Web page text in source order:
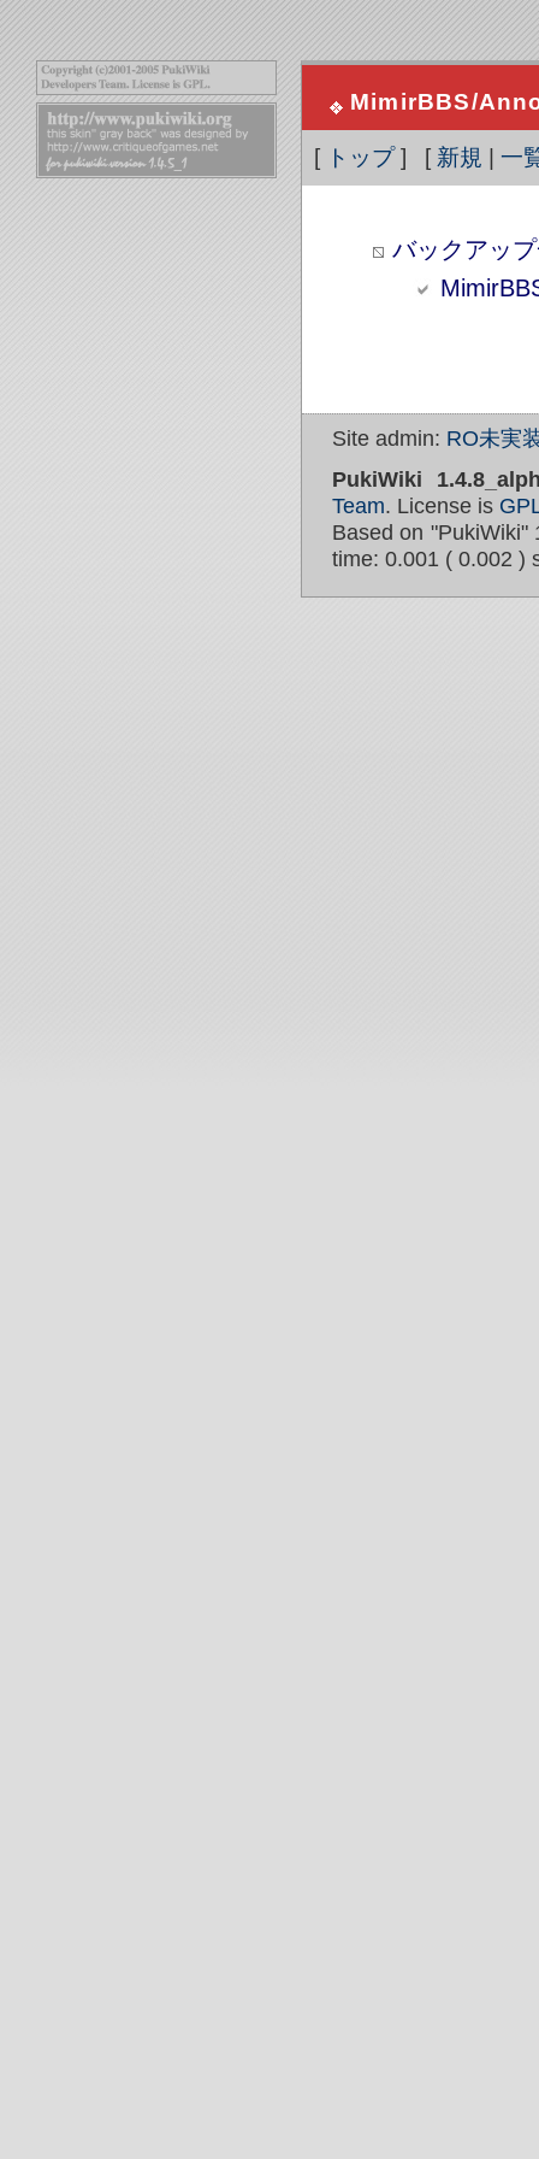
MimirBBS/
[ トップ] [ 新規 一
バックアッ
Site admin: RO未実
PukiWiki
Team. License is
Based on "PukiWiki"
time: 0.001 ( 0.002 )